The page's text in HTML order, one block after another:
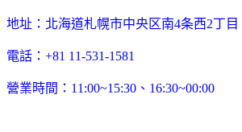
地址：北海道札幌市中央区南4条西2丁目
電話：+81 11-531-1581
營業時間：11:00~15:30、16:30~00:00